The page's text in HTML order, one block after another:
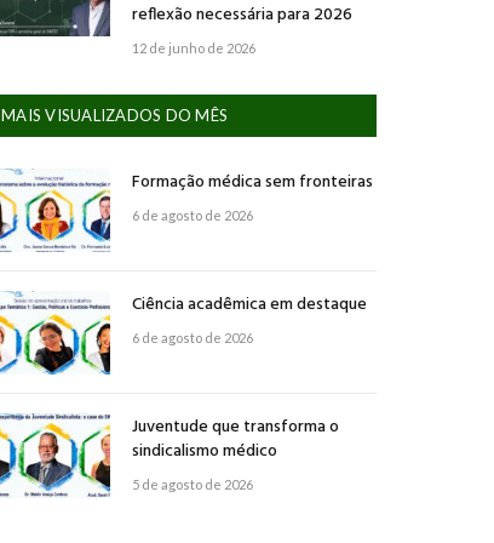
reflexão necessária para 2026
12 de junho de 2026
MAIS VISUALIZADOS DO MÊS
Formação médica sem fronteiras
6 de agosto de 2026
Ciência acadêmica em destaque
6 de agosto de 2026
Juventude que transforma o
sindicalismo médico
5 de agosto de 2026